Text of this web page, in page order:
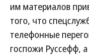
им материалов
того, что
телефонные
госпожи Руссефф,